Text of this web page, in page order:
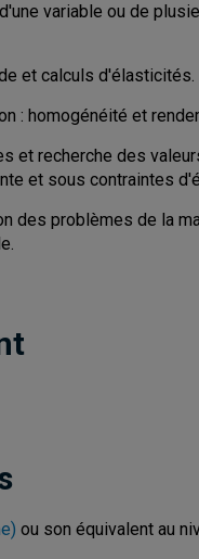
variable ou de
et calculs d'élasticités.
: homogénéité et
et recherche des
et sous contraintes
des problèmes de la
ou son équivalent au